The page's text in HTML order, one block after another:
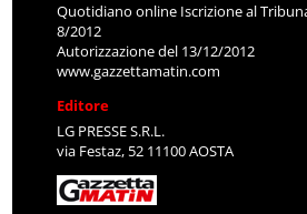
Quotidiano online Iscrizione al
8/2012
Autorizzazione del 13/12/2012
www.gazzettamatin.com
Editore
LG PRESSE S.R.L.
via Festaz, 52 11100 AOSTA